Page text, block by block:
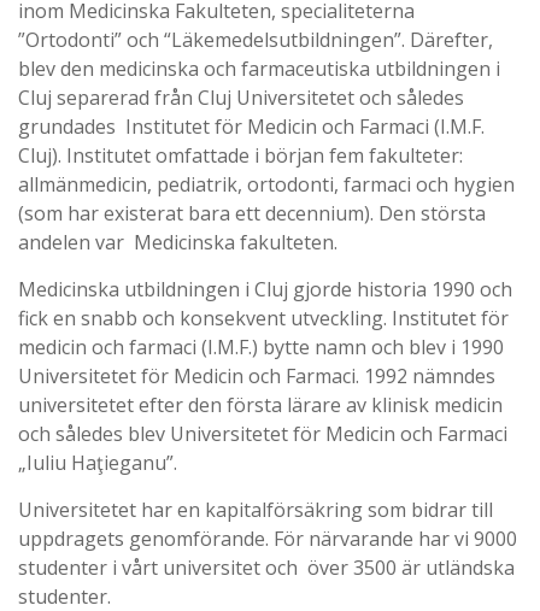
inom Medicinska Fakulteten, specialiteterna
”Ortodonti” och “Läkemedelsutbildningen”. Därefter,
blev den medicinska och farmaceutiska utbildningen i
Cluj separerad från Cluj Universitetet och således
grundades Institutet för Medicin och Farmaci (I.M.F.
Cluj). Institutet omfattade i början fem fakulteter:
allmänmedicin, pediatrik, ortodonti, farmaci och hygien
(som har existerat bara ett decennium). Den största
andelen var Medicinska fakulteten.
Medicinska utbildningen i Cluj gjorde historia 1990 och
fick en snabb och konsekvent utveckling. Institutet för
medicin och farmaci (I.M.F.) bytte namn och blev i 1990
Universitetet för Medicin och Farmaci. 1992 nämndes
universitetet efter den första lärare av klinisk medicin
och således blev Universitetet för Medicin och Farmaci
„Iuliu Haţieganu”.
Universitetet har en kapitalförsäkring som bidrar till
uppdragets genomförande. För närvarande har vi 9000
studenter i vårt universitet och över 3500 är utländska
studenter.